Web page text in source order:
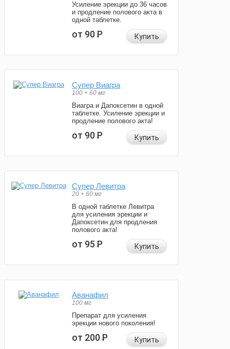
Усиление эрекции до 36 часов
и продление полового акта в
одной таблетке.
от 90Р Купить
Супер Виагра
100 + 60 мг
Виагра и Дапоксетин в одной
таблетке. Усиление эрекции и
продление полового акта!
от 90Р Купить
Супер Левитра
20 + 60 мг
В одной таблетке Левитра
для усиления эрекции и
Дапоксетин для продления
полового акта!
от 95Р Купить
Аванафил
100 мг
Препарат для усиления
эрекции нового поколения!
от 200Р Купить